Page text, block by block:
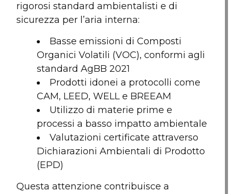
rigorosi standard ambientalisti e di
sicurezza per l’aria interna:
Basse emissioni di Composti
Organici Volatili (VOC), conformi agli
standard AgBB 2021
Prodotti idonei a protocolli come
CAM, LEED, WELL e BREEAM
Utilizzo di materie prime e
processi a basso impatto ambientale
Valutazioni certificate attraverso
Dichiarazioni Ambientali di Prodotto
(EPD)
Questa attenzione contribuisce a